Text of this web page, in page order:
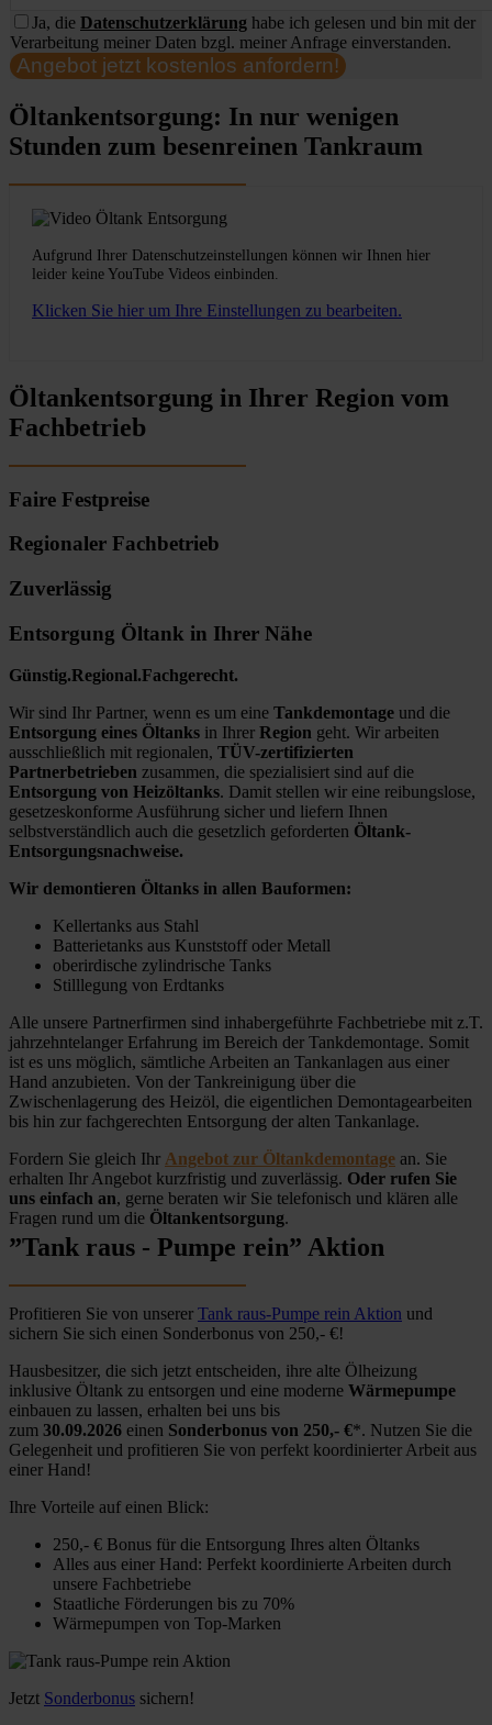
Ja, die Datenschutzerklärung habe ich gelesen und bin mit der
Verarbeitung meiner Daten bzgl. meiner Anfrage einverstanden.
Angebot jetzt kostenlos anfordern!
Öltankentsorgung: In nur wenigen
Stunden zum besenreinen Tankraum
Aufgrund Ihrer Datenschutzeinstellungen können wir Ihnen hier
leider keine YouTube Videos einbinden.
Klicken Sie hier um Ihre Einstellungen zu bearbeiten.
Öltankentsorgung in Ihrer Region vom
Fachbetrieb
Faire Festpreise
Regionaler Fachbetrieb
Zuverlässig
Entsorgung Öltank in Ihrer Nähe
Günstig.Regional.Fachgerecht.
Wir sind Ihr Partner, wenn es um eine Tankdemontage und die
Entsorgung eines Öltanks in Ihrer Region geht. Wir arbeiten
ausschließlich mit regionalen, TÜV-zertifizierten
Partnerbetrieben zusammen, die spezialisiert sind auf die
Entsorgung von Heizöltanks. Damit stellen wir eine reibungslose,
gesetzeskonforme Ausführung sicher und liefern Ihnen
selbstverständlich auch die gesetzlich geforderten Öltank-
Entsorgungsnachweise.
Wir demontieren Öltanks in allen Bauformen:
Kellertanks aus Stahl
Batterietanks aus Kunststoff oder Metall
oberirdische zylindrische Tanks
Stilllegung von Erdtanks
Alle unsere Partnerfirmen sind inhabergeführte Fachbetriebe mit z.T.
jahrzehntelanger Erfahrung im Bereich der Tankdemontage. Somit
ist es uns möglich, sämtliche Arbeiten an Tankanlagen aus einer
Hand anzubieten. Von der Tankreinigung über die
Zwischenlagerung des Heizöl, die eigentlichen Demontagearbeiten
bis hin zur fachgerechten Entsorgung der alten Tankanlage.
Fordern Sie gleich Ihr Angebot zur Öltankdemontage an. Sie
erhalten Ihr Angebot kurzfristig und zuverlässig. Oder rufen Sie
uns einfach an, gerne beraten wir Sie telefonisch und klären alle
Fragen rund um die Öltankentsorgung.
”Tank raus - Pumpe rein” Aktion
Profitieren Sie von unserer Tank raus-Pumpe rein Aktion und
sichern Sie sich einen Sonderbonus von 250,- €!
Hausbesitzer, die sich jetzt entscheiden, ihre alte Ölheizung
inklusive Öltank zu entsorgen und eine moderne Wärmepumpe
einbauen zu lassen, erhalten bei uns bis
zum 30.09.2026 einen Sonderbonus von 250,- €*. Nutzen Sie die
Gelegenheit und profitieren Sie von perfekt koordinierter Arbeit aus
einer Hand!
Ihre Vorteile auf einen Blick:
250,- € Bonus für die Entsorgung Ihres alten Öltanks
Alles aus einer Hand: Perfekt koordinierte Arbeiten durch
unsere Fachbetriebe
Staatliche Förderungen bis zu 70%
Wärmepumpen von Top-Marken
Jetzt Sonderbonus sichern!